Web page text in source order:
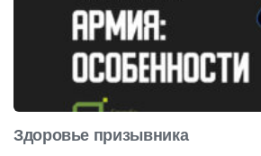
Здоровье призывника